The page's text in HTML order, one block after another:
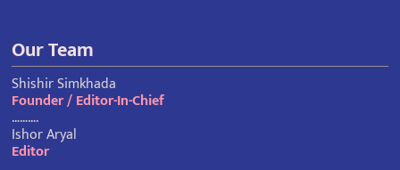
Our Team
Shishir Simkhada
Founder / Editor-In-Chief
……….
Ishor Aryal
Editor